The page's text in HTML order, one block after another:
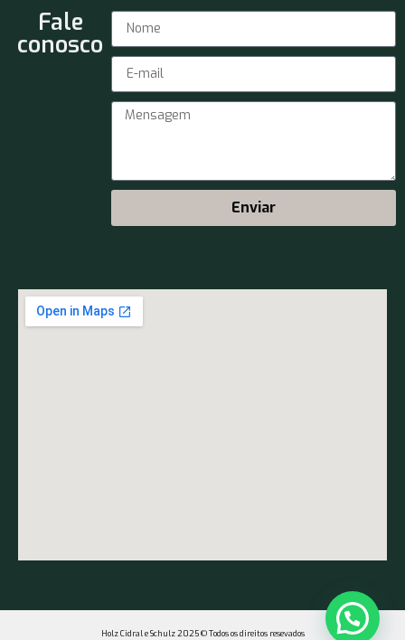
Fale
conosco
Enviar
Holz Cidral e Schulz 2025 © Todos os direitos resevados